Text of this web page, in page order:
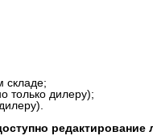
складе;
только дилеру);
редактирование